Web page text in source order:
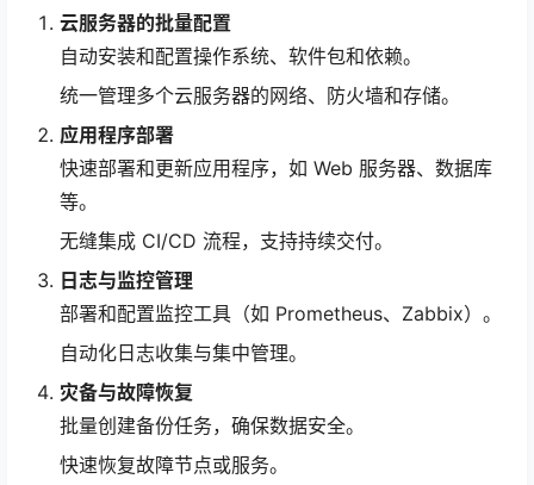
云服务器的批量配置
自动安装和配置操作系统、软件包和依赖。
统一管理多个云服务器的网络、防火墙和存储。
应用程序部署
快速部署和更新应用程序，如 Web 服务器、数据库
等。
无缝集成 CI/CD 流程，支持持续交付。
日志与监控管理
部署和配置监控工具（如 Prometheus、Zabbix）。
自动化日志收集与集中管理。
灾备与故障恢复
批量创建备份任务，确保数据安全。
快速恢复故障节点或服务。